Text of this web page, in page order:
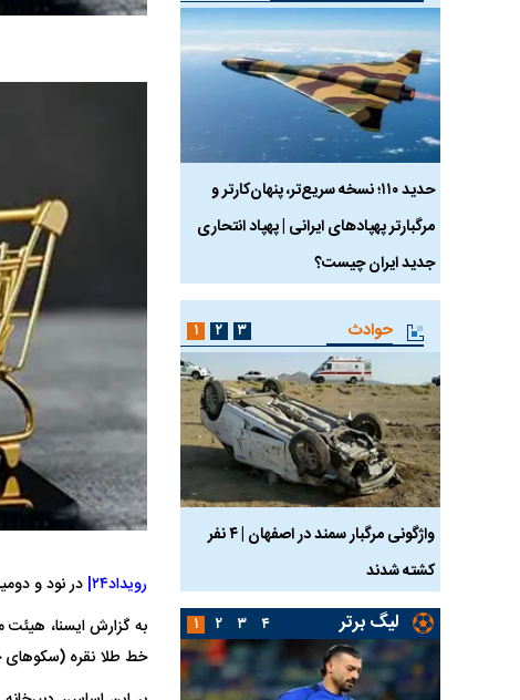
رویداد۲۴|
در نود و
به گزارش ایسنا،
خط طلا نقره (سکو‌های
حدید ۱۱۰؛ نسخه سریع‌تر، پنهان‌کارتر و
مرگبارتر پهپادهای ایرانی | پهپاد انتحاری
جدید ایران چیست؟
حوادث
واژگونی مرگبار سمند در اصفهان | ۴ نفر
کشته شدند
عکس| ماجرای کشف جسد
توسط حیوانات خورده شد
۱ ۲ ۳
لیگ برتر ۱ ۲ ۳ ۴